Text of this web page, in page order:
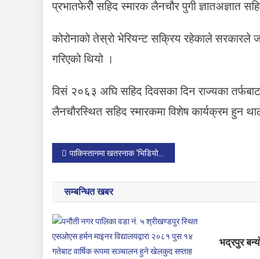
प्रभातफेरीे सहिद स्मारक लैनचौर पुगी ज्ञातअज्ञात
कोरोनाको तेस्रो भेरियन्ट सक्रिय रहेकाले सरकारले
गरिएको थियो ।
विसं २०६३ अघि सहिद दिवसका दिन राज्यका
लैनचौरस्थित सहिद स्मारकमा विशेष कार्यक्रम हुन
P
o
s
t
n
पाकिस्तानमा खतरनाक ‘भिडियो गेम’ लाई प्रतिबन्ध लगाउन सिफारिस पठाउने निर्णय
सम्बन्धित खबर
भद्रपुर